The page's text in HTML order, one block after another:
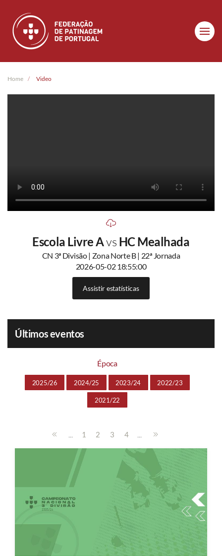
Skip to main content
Home Video
Escola Livre Avs HC Mealhada
CN 3ª Divisão | Zona Norte B | 22ª Jornada
2026-05-02 18:55:00
Assistir estatísticas
Últimos eventos
Época
2025/26 2024/25 2023/24 2022/23
2021/22
... 1 2 3 4 ...